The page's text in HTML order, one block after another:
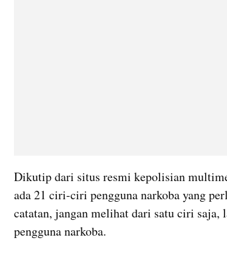
Dikutip dari situs resmi kepolisian
ada 21 ciri-ciri pengguna narkoba yang
catatan, jangan melihat dari satu ciri saja,
pengguna narkoba.